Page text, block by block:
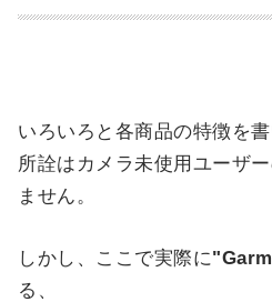
いろいろと各商品の特徴を書
所詮はカメラ未使用ユーザ
ません。
しかし、ここで実際に
る、